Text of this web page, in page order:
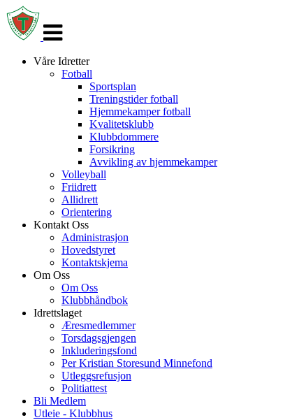
navigasjon
Våre Idretter
Fotball
Sportsplan
Treningstider fotball
Hjemmekamper fotball
Kvalitetsklubb
Klubbdommere
Forsikring
Avvikling av hjemmekamper
Volleyball
Friidrett
Allidrett
Orientering
Kontakt Oss
Administrasjon
Hovedstyret
Kontaktskjema
Om Oss
Om Oss
Klubbhåndbok
Idrettslaget
Æresmedlemmer
Torsdagsgjengen
Inkluderingsfond
Per Kristian Storesund Minnefond
Utleggsrefusjon
Politiattest
Bli Medlem
Utleie - Klubbhus